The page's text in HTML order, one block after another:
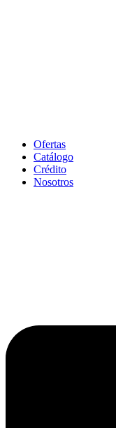
Ofertas
Catálogo
Crédito
Nosotros